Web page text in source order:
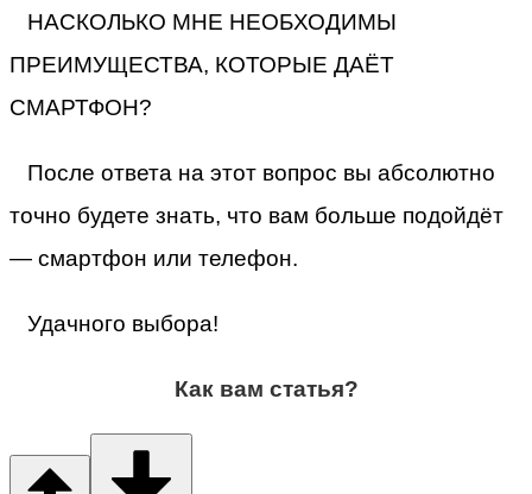
НАСКОЛЬКО МНЕ НЕОБХОДИМЫ
ПРЕИМУЩЕСТВА, КОТОРЫЕ ДАЁТ
СМАРТФОН?
После ответа на этот вопрос вы абсолютно
точно будете знать, что вам больше подойдёт
— смартфон или телефон.
Удачного выбора!
Как вам статья?